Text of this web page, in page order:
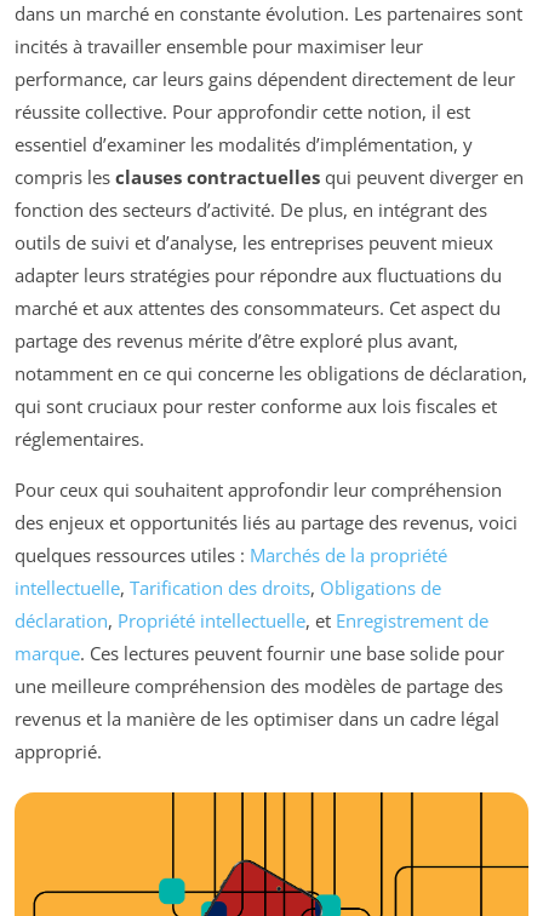
dans un marché en constante évolution. Les partenaires sont
incités à travailler ensemble pour maximiser leur
performance, car leurs gains dépendent directement de leur
réussite collective. Pour approfondir cette notion, il est
essentiel d’examiner les modalités d’implémentation, y
compris les clauses contractuelles qui peuvent diverger en
fonction des secteurs d’activité. De plus, en intégrant des
outils de suivi et d’analyse, les entreprises peuvent mieux
adapter leurs stratégies pour répondre aux fluctuations du
marché et aux attentes des consommateurs. Cet aspect du
partage des revenus mérite d’être exploré plus avant,
notamment en ce qui concerne les obligations de déclaration,
qui sont cruciaux pour rester conforme aux lois fiscales et
réglementaires.
Pour ceux qui souhaitent approfondir leur compréhension
des enjeux et opportunités liés au partage des revenus, voici
quelques ressources utiles : Marchés de la propriété
intellectuelle, Tarification des droits, Obligations de
déclaration, Propriété intellectuelle, et Enregistrement de
marque. Ces lectures peuvent fournir une base solide pour
une meilleure compréhension des modèles de partage des
revenus et la manière de les optimiser dans un cadre légal
approprié.